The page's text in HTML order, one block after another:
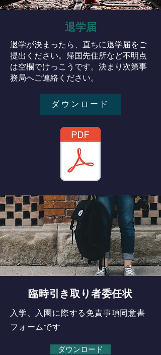
退学届
退学が決まったら、直ちに退学届をご
提出ください。帰国先住所など不明点
は空欄でけっこうです。決まり次第事
務局へご連絡ください。
ダウンロード
臨時引き取り者委任状
入学、入園に際する免責事項同意書
フォームです
ダウンロード